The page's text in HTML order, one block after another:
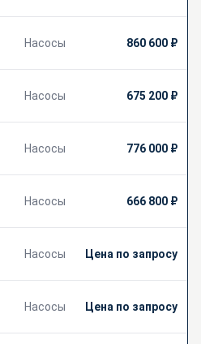
Насосы 860 600 ₽
Насосы 675 200 ₽
Насосы 776 000 ₽
Насосы 666 800 ₽
Насосы Цена по запросу
Насосы Цена по запросу